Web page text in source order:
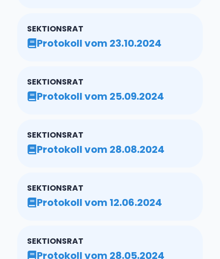
SEKTIONSRAT
Protokoll vom 23.10.2024
SEKTIONSRAT
Protokoll vom 25.09.2024
SEKTIONSRAT
Protokoll vom 28.08.2024
SEKTIONSRAT
Protokoll vom 12.06.2024
SEKTIONSRAT
Protokoll vom 28.05.2024